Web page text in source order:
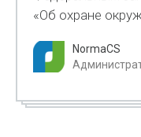
«Об охране
NormaCS